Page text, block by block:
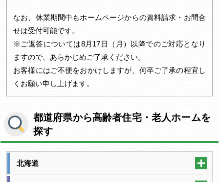
なお、休業期間中もホームページからの資料請求・お問合
せは受付可能です。
※ご返答については8月17日（月）以降でのご対応となり
ますので、あらかじめご了承ください。
お客様にはご不便をおかけしますが、何卒ご了承の程宜し
くお願い申し上げます。
都道府県から高齢者住宅・老人ホームを
探す
北海道